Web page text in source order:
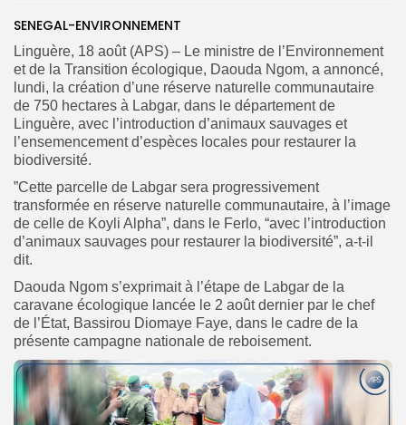
for:
Button
FR
SENEGAL-ENVIRONNEMENT
Linguère, 18 août (APS) – Le ministre de l’Environnement
et de la Transition écologique, Daouda Ngom, a annoncé,
lundi, la création d’une réserve naturelle communautaire
de 750 hectares à Labgar, dans le département de
Linguère, avec l’introduction d’animaux sauvages et
l’ensemencement d’espèces locales pour restaurer la
biodiversité.
”Cette parcelle de Labgar sera progressivement
transformée en réserve naturelle communautaire, à l’image
de celle de Koyli Alpha”, dans le Ferlo, “avec l’introduction
d’animaux sauvages pour restaurer la biodiversité”, a-t-il
dit.
Daouda Ngom s’exprimait à l’étape de Labgar de la
caravane écologique lancée le 2 août dernier par le chef
de l’État, Bassirou Diomaye Faye, dans le cadre de la
présente campagne nationale de reboisement.